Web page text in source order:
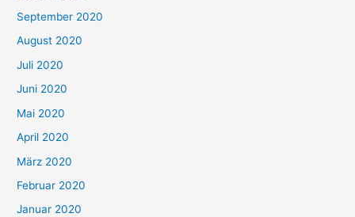
September 2020
August 2020
Juli 2020
Juni 2020
Mai 2020
April 2020
März 2020
Februar 2020
Januar 2020